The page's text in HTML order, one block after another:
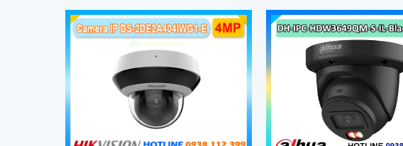
đến hiệu suất cao
hình ảnh sắc nét và chất